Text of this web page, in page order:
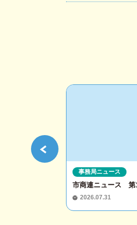
市商連ニュース 第
2026.07.31
事務局ニュース